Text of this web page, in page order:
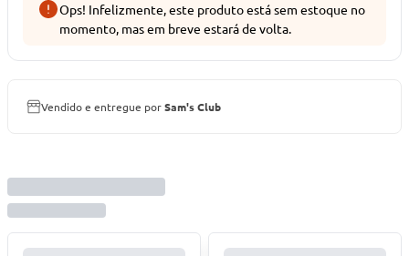
Ops! Infelizmente, este produto está sem estoque no
momento, mas em breve estará de volta.
Vendido e entregue porSam's Club